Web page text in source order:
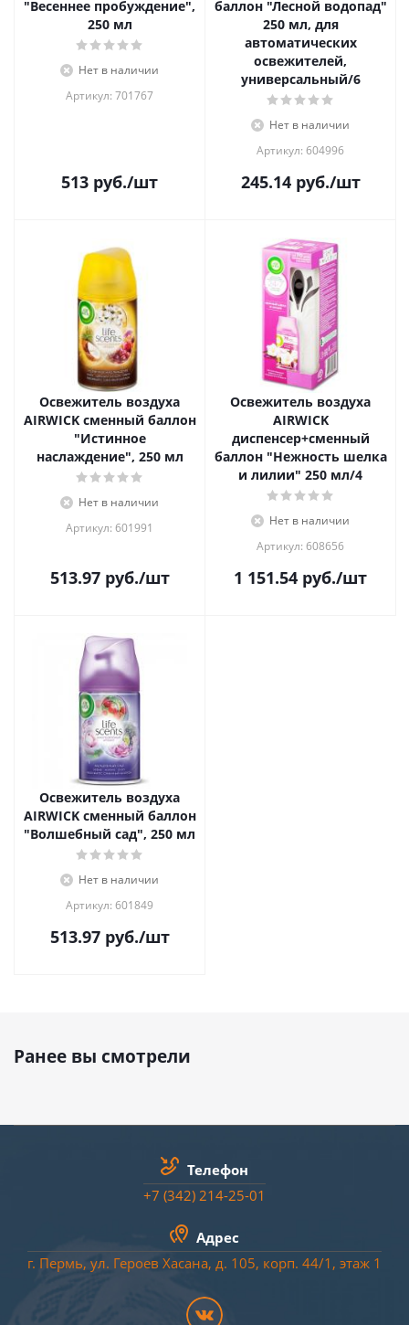
"Весеннее пробуждение",
250 мл
Нет в наличии
Артикул: 701767
513 руб./шт
баллон "Лесной водопад"
250 мл, для
автоматических
освежителей,
универсальный/6
Нет в наличии
Артикул: 604996
245.14руб./шт
Освежитель воздуха
AIRWICK сменный баллон
"Истинное
наслаждение", 250 мл
Нет в наличии
Артикул: 601991
513.97руб./шт
Освежитель воздуха
AIRWICK
диспенсер+сменный
баллон "Нежность шелка
и лилии" 250 мл/4
Нет в наличии
Артикул: 608656
1 151.54 руб./шт
Освежитель воздуха
AIRWICK сменный баллон
"Волшебный сад", 250 мл
Нет в наличии
Артикул: 601849
513.97руб./шт
Ранее вы смотрели
Телефон
+7 (342) 214-25-01
Адрес
г. Пермь, ул. Героев Хасана, д. 105, корп. 44/1 , этаж 1